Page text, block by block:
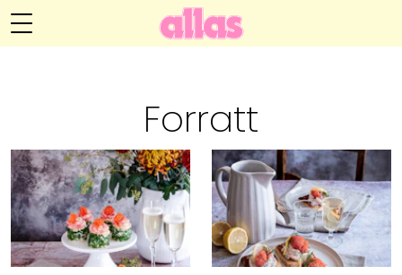
Relationer
Handarbete
Annelie Anderssons blogg
Hem
Om Annelie
Kategorier
Arkiv
Webshop
Kontakt
Forratt